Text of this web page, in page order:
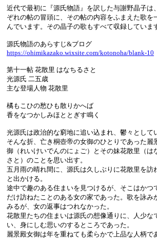
近代で最初に『源氏物語』を訳した与謝野晶子は
ぞれの帖の冒頭に、その帖の内容をふまえた歌を
んでいます。その晶子の歌もすべて収録していま
源氏物語のあらすじ&ブログ
https://ohimikazako.wixsite.com/kotonoha/blank-10
第十一帖 花散里 はなちるさと
光源氏 二五歳
主な登場人物 花散里
橘もこひの愁ひも散りかへば
香をなつかしみほととぎす鳴く
光源氏は政治的な窮地に追い込まれ、鬱々として
そんな折、亡き桐壺帝の女御のひとりであった麗
御（れいけいでんのにょご）とその妹花散里（は
さと）のことを思い出す。
五月雨の晴れ間に、源氏は久しぶりに花散里を訪
と出かける。
途中で趣のある住まいを見つけるが、そこはかつ
だけ訪ねたことのある女の家であった。歌を詠み
みるが、女の返事はつれなかった。
花散里たちの住まいは源氏の想像通りに、人少な
い、身にしむ思いのするところであった。
麗景殿女御は年を重ねても柔らかで上品な人柄で